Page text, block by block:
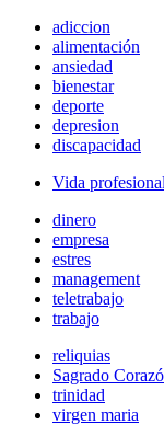
adiccion
alimentación
ansiedad
bienestar
deporte
depresion
discapacidad
Vida profesional
dinero
empresa
estres
management
teletrabajo
trabajo
reliquias
Sagrado
trinidad
virgen maria